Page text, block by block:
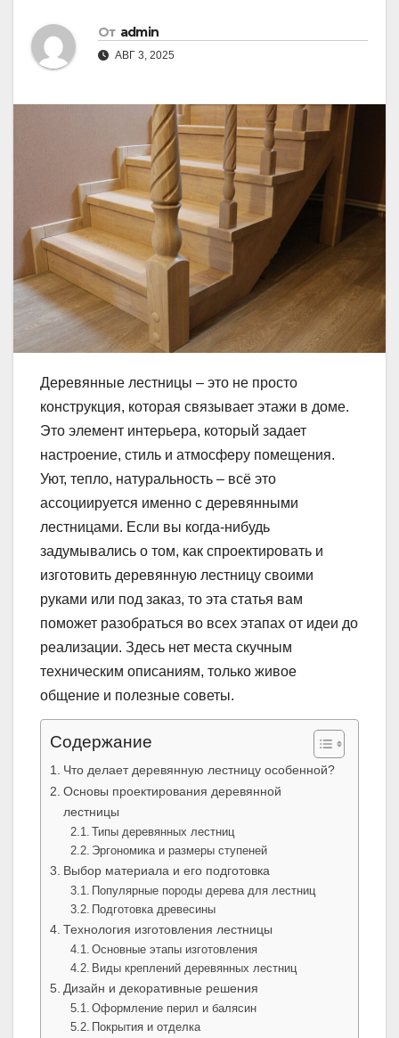
От admin
АВГ 3, 2025
Деревянные лестницы – это не просто
конструкция, которая связывает этажи в доме.
Это элемент интерьера, который задает
настроение, стиль и атмосферу помещения.
Уют, тепло, натуральность – всё это
ассоциируется именно с деревянными
лестницами. Если вы когда-нибудь
задумывались о том, как спроектировать и
изготовить деревянную лестницу своими
руками или под заказ, то эта статья вам
поможет разобраться во всех этапах от идеи до
реализации. Здесь нет места скучным
техническим описаниям, только живое
общение и полезные советы.
Содержание
Что делает деревянную лестницу особенной?
Основы проектирования деревянной
лестницы
Типы деревянных лестниц
Эргономика и размеры ступеней
Выбор материала и его подготовка
Популярные породы дерева для лестниц
Подготовка древесины
Технология изготовления лестницы
Основные этапы изготовления
Виды креплений деревянных лестниц
Дизайн и декоративные решения
Оформление перил и балясин
Покрытия и отделка